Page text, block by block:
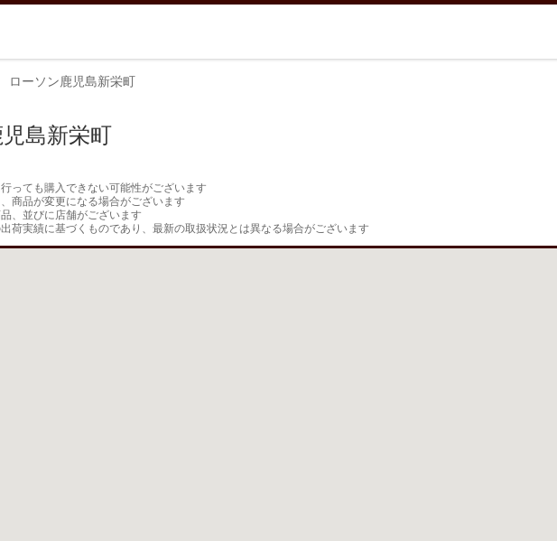
ローソン鹿児島新栄町
島新栄町
っても購入できない可能性がございます
商品が変更になる場合がございます
、並びに店舗がございます
荷実績に基づくものであり、最新の取扱状況とは異なる場合がございます